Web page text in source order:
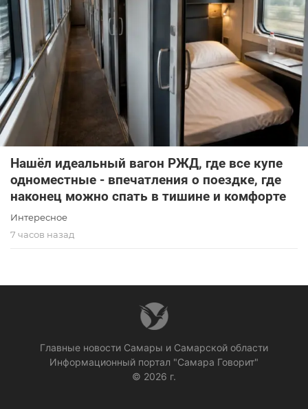
Нашёл идеальный вагон РЖД, где все купе
одноместные - впечатления о поездке, где
наконец можно спать в тишине и комфорте
Интересное
7 часов назад
Главные новости Самары и Самарской области
Информационный портал "Самара Говорит"
© 2026 г.